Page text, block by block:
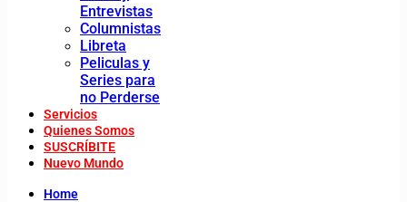
Entrevistas
Columnistas
Libreta
Peliculas y
Series para
no Perderse
Servicios
Quienes Somos
SUSCRÍBITE
Nuevo Mundo
Home